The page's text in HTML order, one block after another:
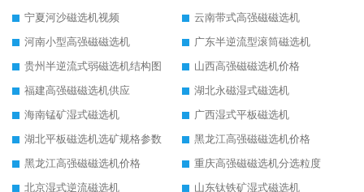
宁夏河沙磁选机视频
云南带式高强磁磁选机
河南小型高强磁磁选机
广东半逆流型滚筒磁选机
贵州半逆流式弱磁选机结构图
山西高强磁磁选机价格
福建高强磁磁选机供应
湖北永磁湿式磁选机
海南锰矿湿式磁选机
广西湿式平板磁选机
湖北平板磁选机选矿规格参数
黑龙江高强磁磁选机价格
黑龙江高强磁磁选机价格
重庆高强磁磁选机分选粒度
北京湿式逆流磁选机
山东钛铁矿湿式磁选机